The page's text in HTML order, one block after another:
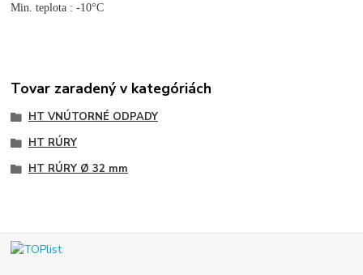
Min. teplota : -10°C
Tovar zaradený v kategóriách
HT VNÚTORNÉ ODPADY
HT RÚRY
HT RÚRY Ø 32 mm